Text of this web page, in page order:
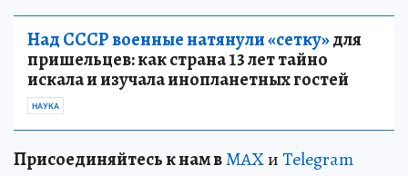
Над СССР военные натянули «сетку»для
пришельцев: как страна 13 лет тайно
искала и изучала инопланетных гостей
НАУКА
Присоединяйтесь к нам вMAXиTelegram